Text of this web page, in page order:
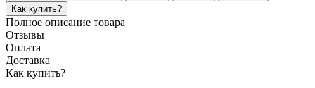
Как купить?
Полное описание товара
Отзывы
Оплата
Доставка
Как купить?